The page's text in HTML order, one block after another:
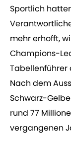
Sportlich
mehr erhofft,
Champions-
Tabellenführer
Nach dem
Schwarz-
rund 77
vergangenen